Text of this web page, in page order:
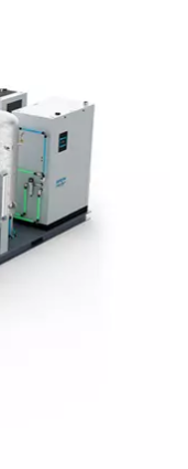
přímo v
DPS –
řešení
desky s plošnými
generování na
efektivnější,
vaši ekologickou